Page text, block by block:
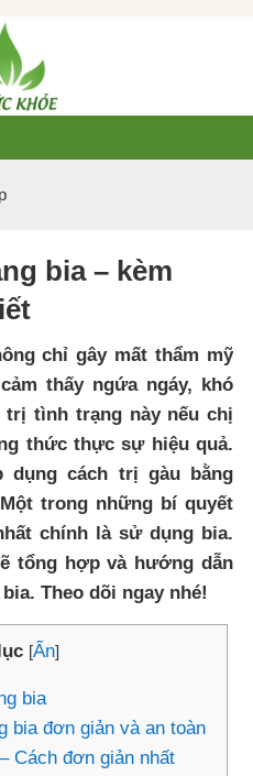
bia – kèm
chỉ gây mất thẩm mỹ
thấy ngứa ngáy, khó
trị tình trạng này nếu chị
thức thực sự hiệu quả.
cách trị gàu bằng
trong những bí quyết
chính là sử dụng bia.
tổng hợp và hướng dẫn
Theo dõi ngay nhé!
[Ẩn]
bia
bia đơn giản và an toàn
Cách đơn giản nhất